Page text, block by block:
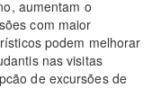
aumentam o
com maior
podem melhorar
nas visitas
de excursões de